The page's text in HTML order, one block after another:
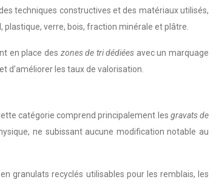
techniques constructives et des matériaux utilisés,
verre, bois, fraction minérale et plâtre.
en place des zones de tri dédiées avec un marquage
les taux de valorisation.
catégorie comprend principalement les gravats de
ne subissant aucune modification notable au
granulats recyclés utilisables pour les remblais, les